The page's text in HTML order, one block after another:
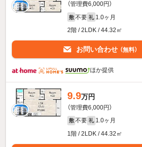
（管理費6,000円）
敷 不要 礼 1.0ヶ月
2階 / 2LDK / 44.32㎡
お問い合わせ （無料）
ほか提供
9.9万円
（管理費6,000円）
敷 不要 礼 1.0ヶ月
1階 / 2LDK / 44.32㎡